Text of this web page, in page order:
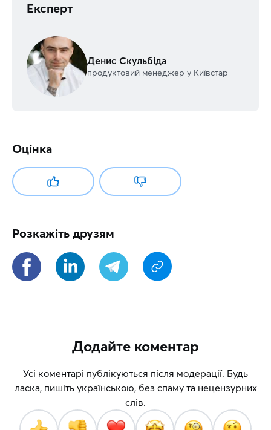
Експерт
Денис Скульбіда
продуктовий менеджер у Київстар
Оцінка
Розкажіть друзям
Додайте коментар
Усі коментарі публікуються після модерації. Будь
ласка, пишіть українською, без спаму та нецензурних
слів.